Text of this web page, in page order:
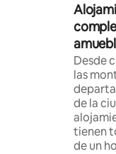
Desde
las
de la
tienen
de un